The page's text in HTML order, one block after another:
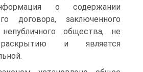
о содержании
договора, заключенного
общества, не
и является